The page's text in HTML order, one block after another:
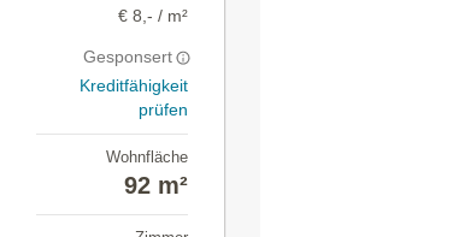
€ 8,- / m²
Gesponsert
Kreditfähigkeit
prüfen
Wohnfläche
92 m²